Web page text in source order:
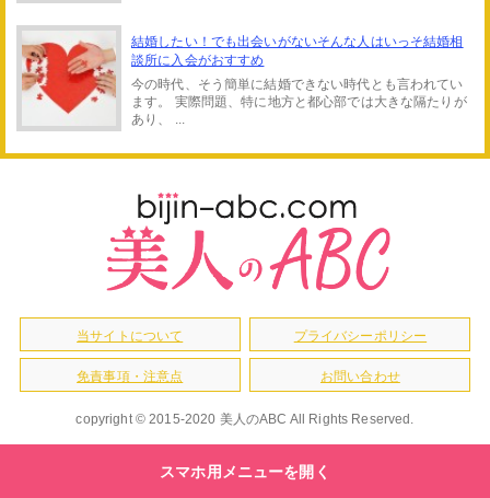
結婚したい！でも出会いがないそんな人はいっそ結婚相
談所に入会がおすすめ
今の時代、そう簡単に結婚できない時代とも言われてい
ます。 実際問題、特に地方と都心部では大きな隔たりが
あり、 ...
当サイトについて プライバシーポリシー
免責事項・注意点 お問い合わせ
copyright © 2015-2020 美人のABC All Rights Reserved.
スマホ用メニューを開く